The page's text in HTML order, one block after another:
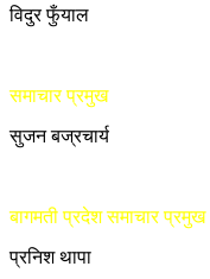
विदुर फुँयाल
समाचार प्रमुख
सुजन बज्रचार्य
बागमती प्रदेश समाचार प्रमुख
प्रनिश थापा